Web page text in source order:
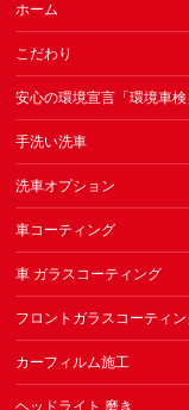
ホーム
こだわり
安心の環境宣言「環境車検
手洗い洗車
洗車オプション
車コーティング
車 ガラスコーティング
フロントガラスコーティ
カーフィルム施工
ヘッドライト 磨き